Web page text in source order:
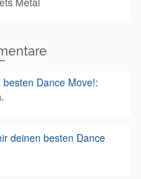
Dance Move!:
deinen besten Dance